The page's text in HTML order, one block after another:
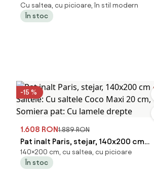
Saltele: Cu saltele Coco Maxi 20 cm,
Somiera pat: Fara somiera
Cu saltea, cu picioare, în stil modern
În stoc
-15 %
1.608 RON1.889 RON
Pat inalt Paris, stejar, 140x200 cm
Saltele: Cu saltele Coco Maxi 20 cm,
Somiera pat: Cu lamele drepte
140×200 cm, cu saltea, cu picioare
În stoc